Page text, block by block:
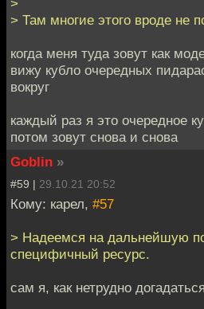
>
> Там многие этого вроде не
когда меня туда зовут как
вижу кубло очередных
вокруг
каждый раз я это очередное
потом зовут снова и снова
Goblin »
#59 | 29.10.21 20:52
Кому: карел, #57
> Надеемся на дальнейшую
специфичный ресурс.
сам я, как нетрудно